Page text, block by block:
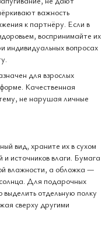
важность
к партнёру. Если в
воспринимайте их
индивидуальных вопросах
для взрослых
Качественная
не нарушая личные
вид, храните их в сухом
источников влаги. Бумага
влажности, а обложка —
Для подарочных
отдельную полку
сверху другими